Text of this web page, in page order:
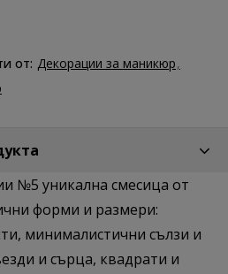
от: Декорации за маникюр
№5 уникална смесица от
форми и размери:
минималистични сълзи и
и сърца, квадрати и